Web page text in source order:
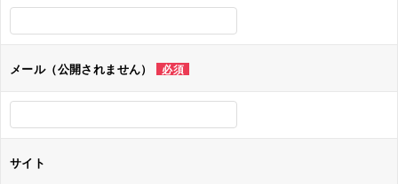
シ
メール（公開されません） 必須
サイト